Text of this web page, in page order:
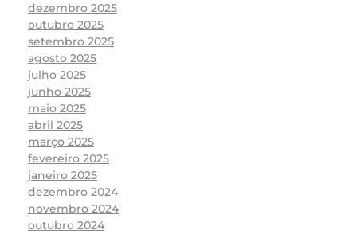
dezembro 2025
outubro 2025
setembro 2025
agosto 2025
julho 2025
junho 2025
maio 2025
abril 2025
março 2025
fevereiro 2025
janeiro 2025
dezembro 2024
novembro 2024
outubro 2024